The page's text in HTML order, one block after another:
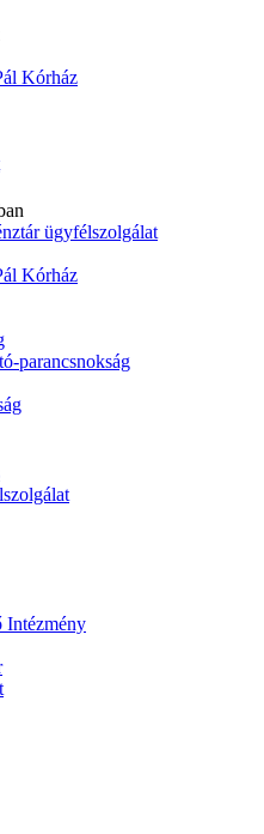
Kórház
ügyfélszolgálat
Kórház
parancsnokság
Intézmény